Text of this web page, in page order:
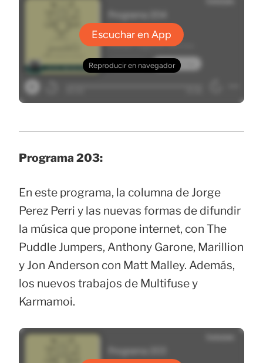
Programa 203:
En este programa, la columna de Jorge
Perez Perri y las nuevas formas de difundir
la música que propone internet, con The
Puddle Jumpers, Anthony Garone, Marillion
y Jon Anderson con Matt Malley. Además,
los nuevos trabajos de Multifuse y
Karmamoi.